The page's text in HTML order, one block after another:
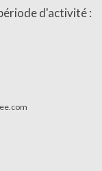
d'activité :